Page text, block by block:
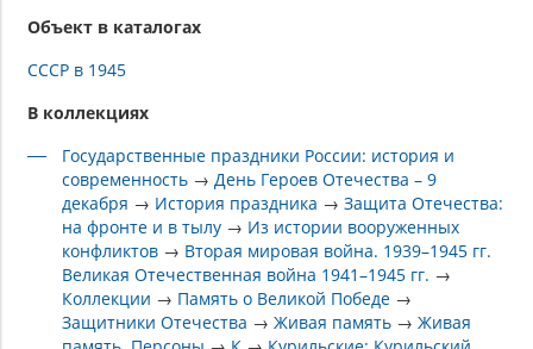
Объект в каталогах
СССР в 1945
В коллекциях
Государственные праздники России: история и
современность →День Героев Отечества – 9
декабря → История праздника →Защита Отечества:
на фронте и в тылу → Из истории вооруженных
конфликтов → Вторая мировая война. 1939–1945 гг.
Великая Отечественная война 1941–1945 гг. →
Коллекции → Память о Великой Победе →
Защитники Отечества →Живая память →Живая